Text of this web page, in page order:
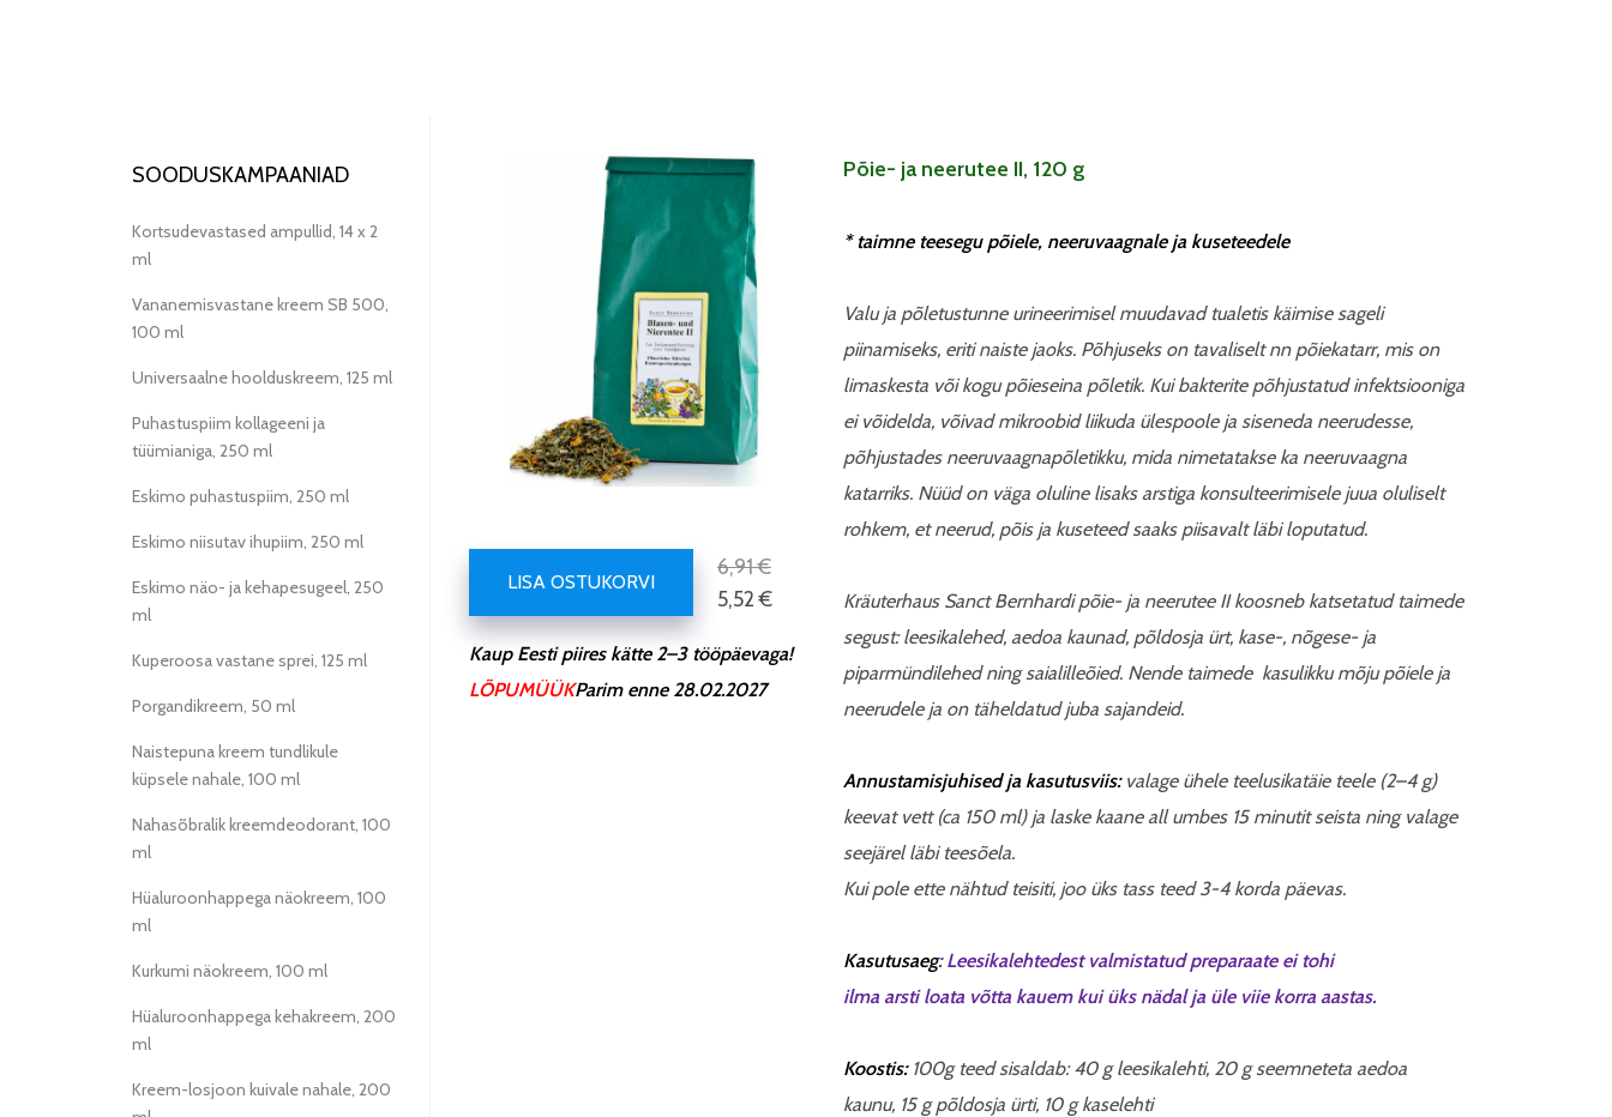
SOODUSKAMPAANIAD
Kortsudevastased ampullid, 14 x 2
ml
Vananemisvastane kreem SB 500,
100 ml
Universaalne hoolduskreem, 125 ml
Puhastuspiim kollageeni ja
tüümianiga, 250 ml
Eskimo puhastuspiim, 250 ml
Eskimo niisutav ihupiim, 250 ml
Eskimo näo- ja kehapesugeel, 250
ml
Kuperoosa vastane sprei, 125 ml
Porgandikreem, 50 ml
Naistepuna kreem tundlikule
küpsele nahale, 100 ml
Nahasõbralik kreemdeodorant, 100
ml
Hüaluroonhappega näokreem, 100
ml
Kurkumi näokreem, 100 ml
Hüaluroonhappega kehakreem, 200
ml
Kreem-losjoon kuivale nahale, 200
LISA OSTUKORVI
6,91 €
5,52 €
Kaup Eesti piires kätte 2–3 tööpäevaga!
LÕPUMÜÜKParim enne 28.02.2027
Põie- ja neerutee II, 120 g
* taimne teesegu põiele, neeruvaagnale ja kuseteedele
Valu ja põletustunne urineerimisel muudavad tualetis käimise sageli
piinamiseks, eriti naiste jaoks. Põhjuseks on tavaliselt nn põiekatarr, mis on
limaskesta või kogu põieseina põletik. Kui bakterite põhjustatud infektsiooniga
ei võidelda, võivad mikroobid liikuda ülespoole ja siseneda neerudesse,
põhjustades neeruvaagnapõletikku, mida nimetatakse ka neeruvaagna
katarriks. Nüüd on väga oluline lisaks arstiga konsulteerimisele juua oluliselt
rohkem, et neerud, põis ja kuseteed saaks piisavalt läbi loputatud.
Kräuterhaus Sanct Bernhardi põie- ja neerutee II koosneb katsetatud taimede
segust: leesikalehed, aedoa kaunad, põldosja ürt, kase-, nõgese- ja
piparmündilehed ning saialilleõied. Nende taimede kasulikku mõju põiele ja
neerudele ja on täheldatud juba sajandeid.
Annustamisjuhised ja kasutusviis:valage ühele teelusikatäie teele (2–4 g)
keevat vett (ca 150 ml) ja laske kaane all umbes 15 minutit seista ning valage
seejärel läbi teesõela.
Kui pole ette nähtud teisiti, joo üks tass teed 3-4 korda päevas.
Kasutusaeg: Leesikalehtedest valmistatud preparaate ei tohi
ilma arsti loata võtta kauem kui üks nädal ja üle viie korra aastas.
Koostis:100g teed sisaldab: 40 g leesikalehti, 20 g seemneteta aedoa
kaunu, 15 g põldosja ürti, 10 g kaselehti